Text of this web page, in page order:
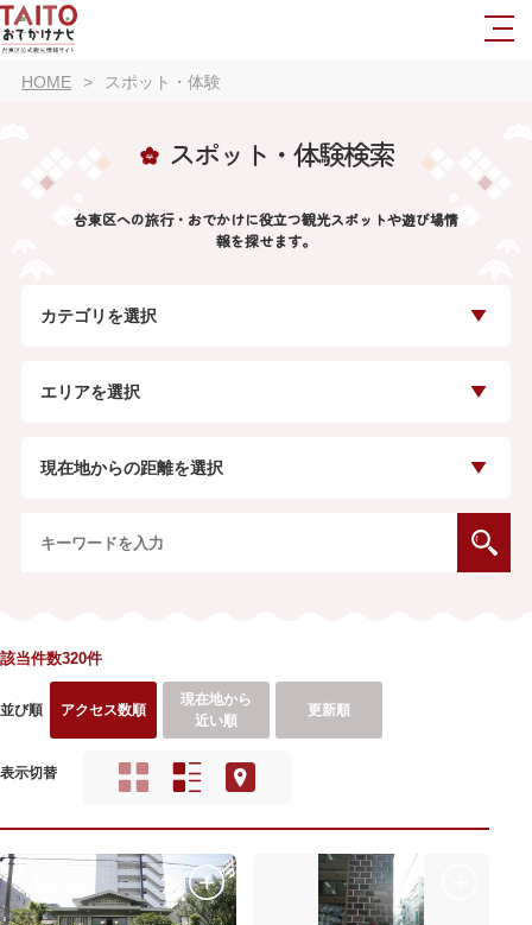
HOME スポット・体験
スポット・体験検索
台東区への旅行・おでかけに役立つ観光スポットや遊び場情
報を探せます。
カテゴリを選択
エリアを選択
現在地からの距離を選択
該当件数320件
並び順 アクセス数順
現在地から
近い順
更新順
表示切替